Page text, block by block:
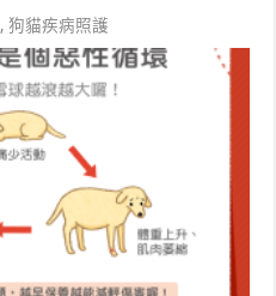
,狗貓疾病照護